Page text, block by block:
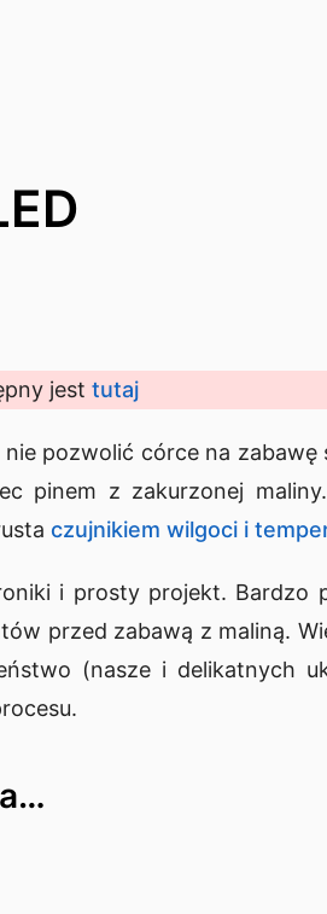
jest tutaj
pozwolić córce na
pinem z zakurzonej
czujnikiem wilgoci i
i prosty projekt. Bardzo
przed zabawą z maliną.
(nasze i delikatnych